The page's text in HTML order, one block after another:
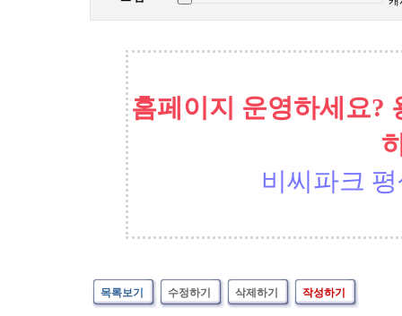
홈페이지 운영하세요?
비씨파크
목록보기 수정하기 삭제하기 작성하기